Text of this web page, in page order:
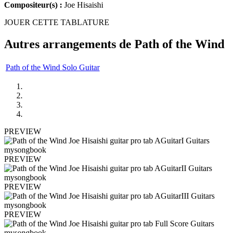
Compositeur(s) : Joe Hisaishi
JOUER CETTE TABLATURE
Autres arrangements de Path of the Wind
Path of the Wind Solo Guitar
PREVIEW
PREVIEW
PREVIEW
PREVIEW